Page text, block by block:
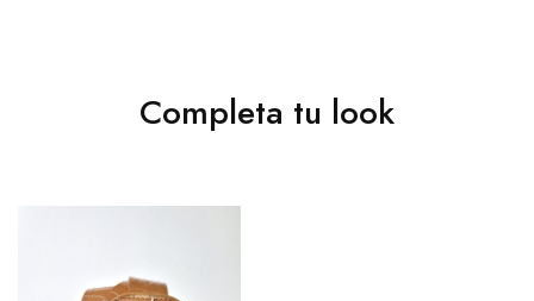
Completa tu look